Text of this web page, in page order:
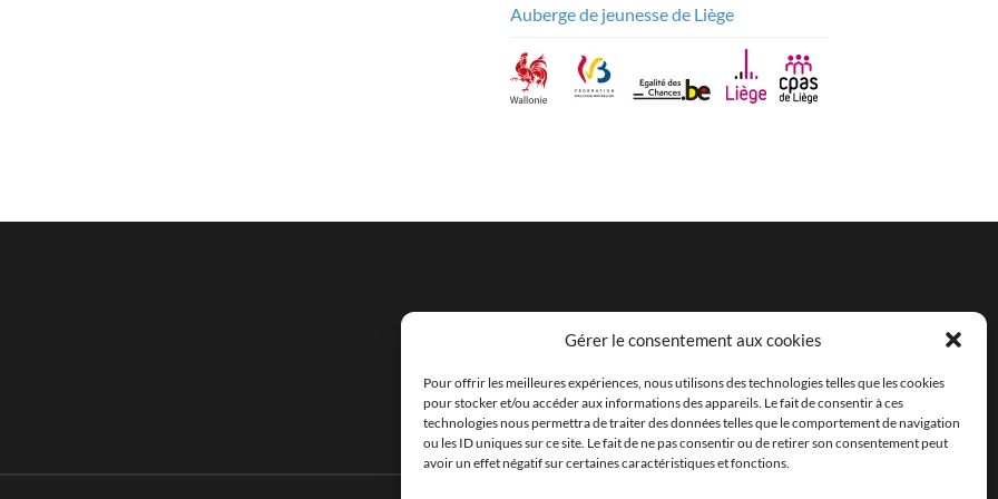
Gérer le consentement aux cookies
Pour offrir les meilleures expériences, nous utilisons des technologies telles que les cookies
pour stocker et/ou accéder aux informations des appareils. Le fait de consentir à ces
technologies nous permettra de traiter des données telles que le comportement de navigation
ou les ID uniques sur ce site. Le fait de ne pas consentir ou de retirer son consentement peut
avoir un effet négatif sur certaines caractéristiques et fonctions.
Auberge de jeunesse de Liège